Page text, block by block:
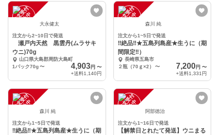
注
文
受
付
停
止
中 大永健太
注文から2~10日で発送
瀬戸内天然 黒雲丹(ムラサキ
ウニ)70g
山口県大島郡周防大島町
1パック70g〜 4,903円 〜
+送料1,140円
注
文
受
付
停
止
中 森川 純
注文から1~5日で発送
‼絶品‼★五島列島産★生うに（期
間限定‼）
長崎県五島市
２瓶（70ｇ×2）
〜 7,200円 〜
+送料1,331円
注
文
受
付
停
止
中 森川 純
注文から1~5日で発送
‼絶品‼★五島列島産★生うに（期
注
文
受
付
停
止
中 阿部徳治
注文から1~16日で発送
【解禁日とれたて発送】ウニまる